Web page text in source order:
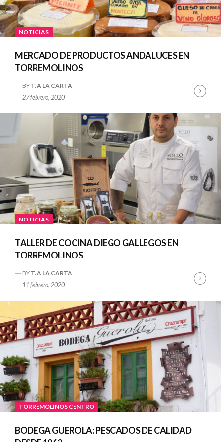
NOTICIAS
MERCADO DE PRODUCTOS ANDALUCES EN
TORREMOLINOS
BY T. A LA CARTA
27 febrero, 2020
NOTICIAS
TALLER DE COCINA DIEGO GALLEGOS EN
TORREMOLINOS
BY T. A LA CARTA
11 febrero, 2020
TORREMOLINOS CENTRO
BODEGA GUEROLA: PESCADOS DE CALIDAD